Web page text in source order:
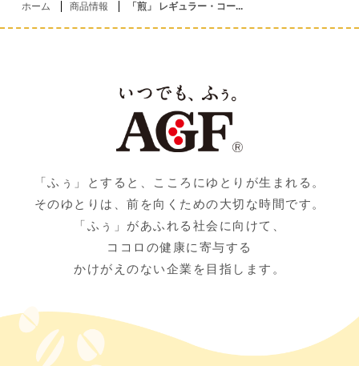
ホーム 商品情報 「煎」 レギュラー・コー...
「ふぅ」とすると、こころにゆとりが生まれる。
そのゆとりは、前を向くための大切な時間です。
「ふぅ」があふれる社会に向けて、
ココロの健康に寄与する
かけがえのない企業を目指します。